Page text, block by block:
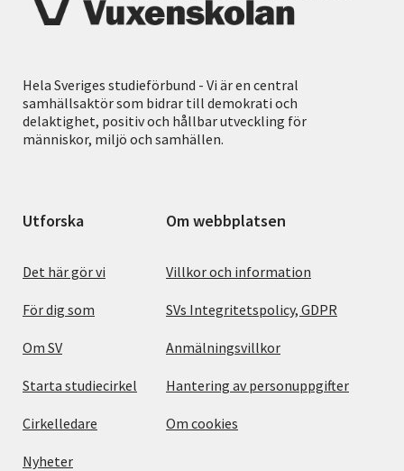
Hela Sveriges studieförbund - Vi är en central
samhällsaktör som bidrar till demokrati och
delaktighet, positiv och hållbar utveckling för
människor, miljö och samhällen.
Utforska
Det här gör vi
För dig som
Om SV
Starta studiecirkel
Cirkelledare
Nyheter
Om webbplatsen
Villkor och information
SVs Integritetspolicy, GDPR
Anmälningsvillkor
Hantering av personuppgifter
Om cookies